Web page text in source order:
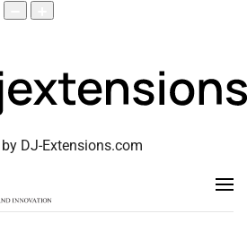
by DJ-Extensions.com